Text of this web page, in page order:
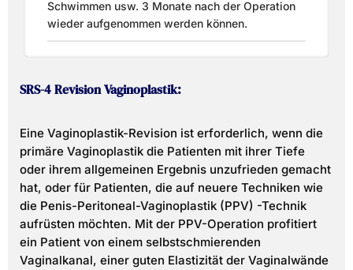
Schwimmen usw. 3 Monate nach der Operation
wieder aufgenommen werden können.
SRS-4 Revision Vaginoplastik:
Eine Vaginoplastik-Revision ist erforderlich, wenn die
primäre Vaginoplastik die Patienten mit ihrer Tiefe
oder ihrem allgemeinen Ergebnis unzufrieden gemacht
hat, oder für Patienten, die auf neuere Techniken wie
die Penis-Peritoneal-Vaginoplastik (PPV) -Technik
aufrüsten möchten. Mit der PPV-Operation profitiert
ein Patient von einem selbstschmierenden
Vaginalkanal, einer guten Elastizität der Vaginalwände